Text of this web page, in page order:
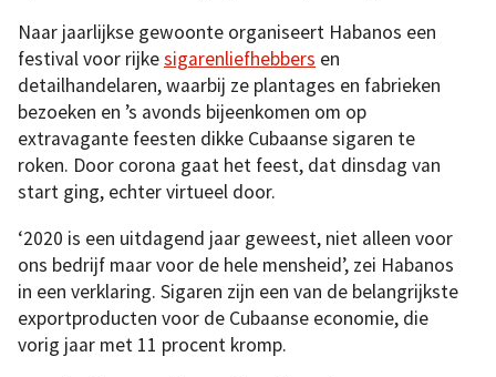
Naar jaarlijkse gewoonte organiseert Habanos een
festival voor rijkesigarenliefhebbers en
detailhandelaren, waarbij ze plantages en fabrieken
bezoeken en ’s avonds bijeenkomen om op
extravagante feesten dikke Cubaanse sigaren te
roken. Door corona gaat het feest, dat dinsdag van
start ging, echter virtueel door.
‘2020 is een uitdagend jaar geweest, niet alleen voor
ons bedrijf maar voor de hele mensheid’, zei Habanos
in een verklaring. Sigaren zijn een van de belangrijkste
exportproducten voor de Cubaanse economie, die
vorig jaar met 11 procent kromp.